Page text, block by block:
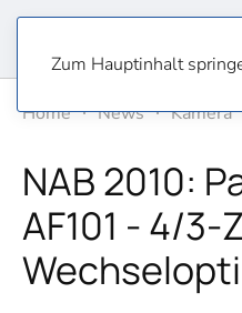
Zum Hauptinhalt
Home
News Kamera
NAB 2010:
AF101 - 4/